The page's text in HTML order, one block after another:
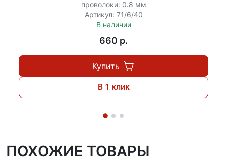
проволоки: 0.8 мм
Артикул: 71/6/40
В наличии
660 p.
Купить
В 1 клик
ПОХОЖИЕ ТОВАРЫ